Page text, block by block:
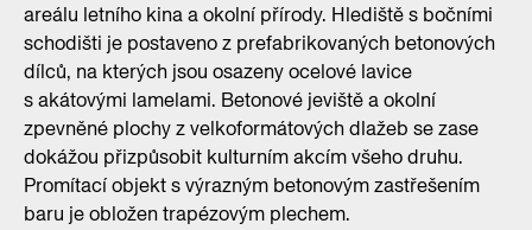
areálu letního kina a okolní přírody. Hlediště s bočními
schodišti je postaveno z prefabrikovaných betonových
dílců, na kterých jsou osazeny ocelové lavice
s akátovými lamelami. Betonové jeviště a okolní
zpevněné plochy z velkoformátových dlažeb se zase
dokážou přizpůsobit kulturním akcím všeho druhu.
Promítací objekt s výrazným betonovým zastřešením
baru je obložen trapézovým plechem.